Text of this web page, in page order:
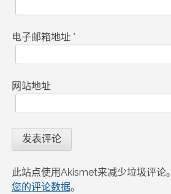
电子邮箱地址 *
网站地址
此站点使用Akismet来减少垃圾评论。
您的评论数据。